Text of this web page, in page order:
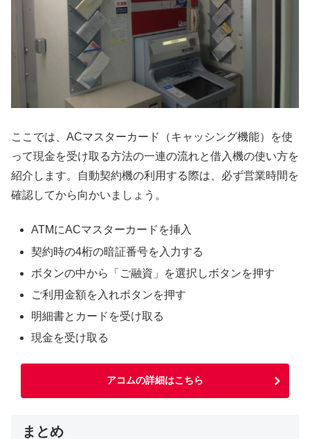
ここでは、ACマスターカード（キャッシング機能）を使
って現金を受け取る方法の一連の流れと借入機の使い方を
紹介します。自動契約機の利用する際は、必ず営業時間を
確認してから向かいましょう。
ATMにACマスターカードを挿入
契約時の4桁の暗証番号を入力する
ボタンの中から「ご融資」を選択しボタンを押す
ご利用金額を入れボタンを押す
明細書とカードを受け取る
現金を受け取る
アコムの詳細はこちら
まとめ